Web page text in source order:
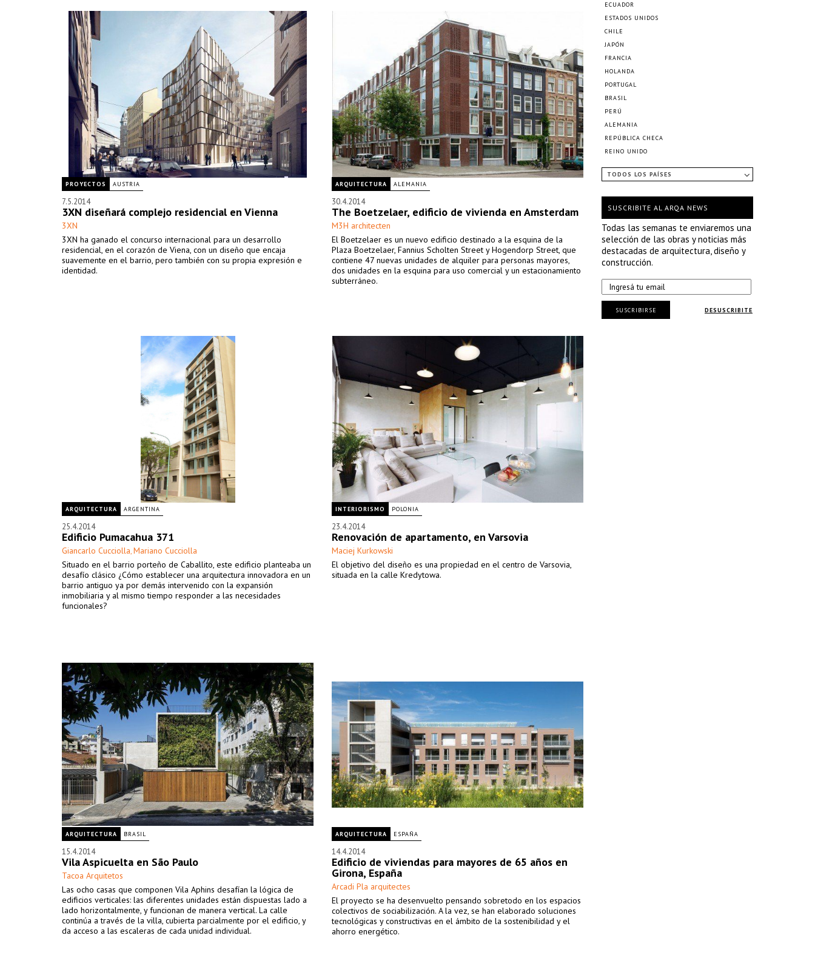
PROYECTOS AUSTRIA
7.5.2014
3XN diseñará complejo residencial en Vienna
3XN
3XN ha ganado el concurso internacional para un desarrollo
residencial, en el corazón de Viena, con un diseño que encaja
suavemente en el barrio, pero también con su propia expresión e
identidad.
ARQUITECTURA ALEMANIA
30.4.2014
The Boetzelaer, edificio de vivienda en Amsterdam
M3H architecten
El Boetzelaer es un nuevo edificio destinado a la esquina de la
Plaza Boetzelaer, Fannius Scholten Street y Hogendorp Street, que
contiene 47 nuevas unidades de alquiler para personas mayores,
dos unidades en la esquina para uso comercial y un estacionamiento
subterráneo.
ARQUITECTURA ARGENTINA
25.4.2014
Edificio Pumacahua 371
Giancarlo Cucciolla, Mariano Cucciolla
Situado en el barrio porteño de Caballito, este edificio planteaba un
desafío clásico ¿Cómo establecer una arquitectura innovadora en un
barrio antiguo ya por demás intervenido con la expansión
inmobiliaria y al mismo tiempo responder a las necesidades
funcionales?
INTERIORISMO POLONIA
23.4.2014
Renovación de apartamento, en Varsovia
Maciej Kurkowski
El objetivo del diseño es una propiedad en el centro de Varsovia,
situada en la calle Kredytowa.
ARQUITECTURA BRASIL
15.4.2014
Vila Aspicuelta en São Paulo
Tacoa Arquitetos
Las ocho casas que componen Vila Aphins desafían la lógica de
edificios verticales: las diferentes unidades están dispuestas lado a
lado horizontalmente, y funcionan de manera vertical. La calle
continúa a través de la villa, cubierta parcialmente por el edificio, y
da acceso a las escaleras de cada unidad individual.
ARQUITECTURA ESPAÑA
14.4.2014
Edificio de viviendas para mayores de 65 años en
Girona, España
Arcadi Pla arquitectes
El proyecto se ha desenvuelto pensando sobretodo en los espacios
colectivos de sociabilización. A la vez, se han elaborado soluciones
tecnológicas y constructivas en el ámbito de la sostenibilidad y el
ahorro energético.
ECUADOR
ESTADOS UNIDOS
CHILE
JAPÓN
FRANCIA
HOLANDA
PORTUGAL
BRASIL
PERÚ
ALEMANIA
REPÚBLICA CHECA
REINO UNIDO
TODOS LOS PAÍSES
SUSCRIBITE AL ARQA NEWS
Todas las semanas te enviaremos una
selección de las obras y noticias más
destacadas de arquitectura, diseño y
construcción.
DESUSCRIBITE
SUSCRIBIRSE